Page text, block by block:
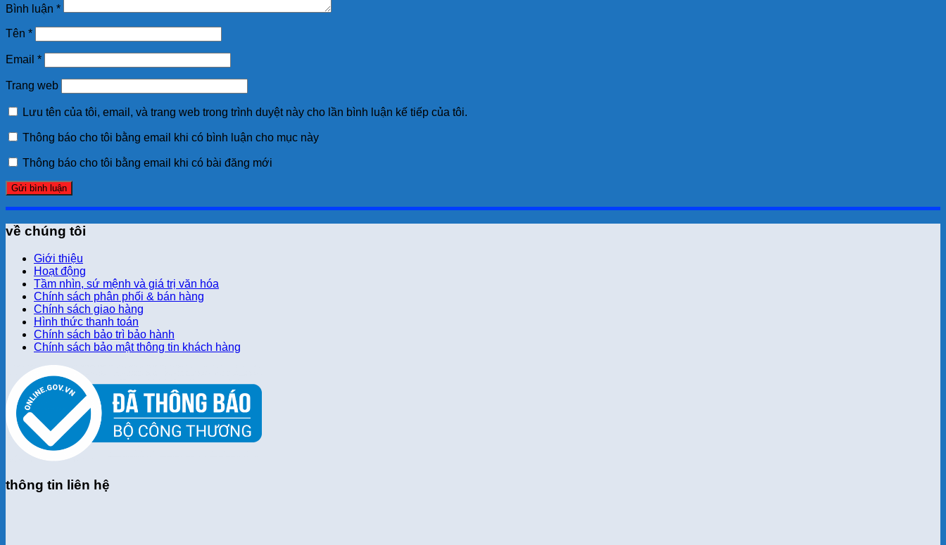
Bình luận *
Tên *
Email *
Trang web
Lưu tên của tôi, email, và trang web trong trình duyệt này cho lần bình luận kế tiếp của tôi.
Thông báo cho tôi bằng email khi có bình luận cho mục này
Thông báo cho tôi bằng email khi có bài đăng mới
về chúng tôi
Giới thiệu
Hoạt động
Tầm nhìn, sứ mệnh và giá trị văn hóa
Chính sách phân phối & bán hàng
Chính sách giao hàng
Hình thức thanh toán
Chính sách bảo trì bảo hành
Chính sách bảo mật thông tin khách hàng
thông tin liên hệ